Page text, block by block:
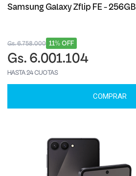
Samsung Galaxy Zflip FE - 256GB
11% OFF
Gs. 6.758.000
Gs. 6.001.104
HASTA 24 CUOTAS
COMPRAR